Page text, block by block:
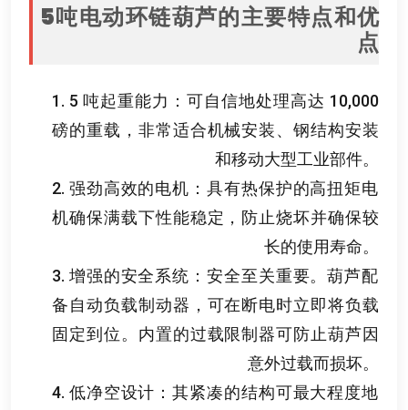
5吨电动环链葫芦的主要特点和优
点
1. 5 吨起重能力 ： 可自信地处理高达 10,000
磅的重载 ， 非常适合机械安装、钢结构安装
和移动大型工业部件。
2. 强劲高效的电机 ：具有热保护的高扭矩电
机确保满载下性能稳定 ， 防止烧坏并确保较
长的使用寿命。
3. 增强的安全系统 ：安全至关重要。葫芦配
备自动负载制动器 ， 可在断电时立即将负载
固定到位。 内置的过载限制器可防止葫芦因
意外过载而损坏。
4. 低净空设计 ：其紧凑的结构可最大程度地